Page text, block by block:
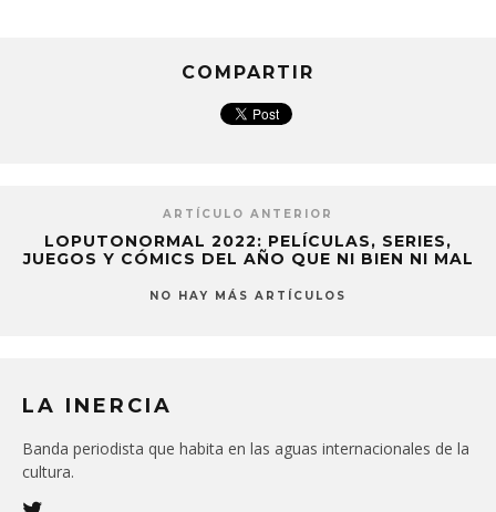
COMPARTIR
ARTÍCULO ANTERIOR
LOPUTONORMAL 2022: PELÍCULAS, SERIES,
JUEGOS Y CÓMICS DEL AÑO QUE NI BIEN NI MAL
NO HAY MÁS ARTÍCULOS
LA INERCIA
Banda periodista que habita en las aguas internacionales de la
cultura.